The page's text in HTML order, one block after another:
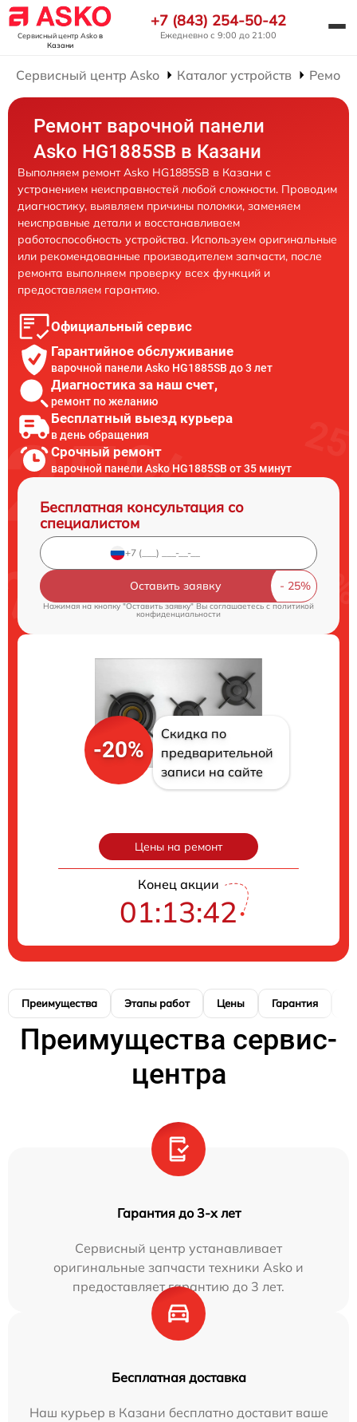
Сервисный центр Askoв
Казани
+7 (843) 254-50-42
Ежедневно с 9:00 до 21:00
Сервисный центр Asko Каталог устройств
Ремонт варочной панели
Asko HG1885SB в Казани
Выполняем ремонт Asko HG1885SB в Казани с
устранением неисправностей любой сложности. Проводим
диагностику, выявляем причины поломки, заменяем
неисправные детали и восстанавливаем
работоспособность устройства. Используем оригинальные
или рекомендованные производителем запчасти, после
ремонта выполняем проверку всех функций и
предоставляем гарантию.
Официальный сервис
Гарантийное обслуживание
варочной панели Asko HG1885SB до 3 лет
Диагностика за наш счет,
ремонт по желанию
Бесплатный выезд курьера
в день обращения
Срочный ремонт
варочной панели Asko HG1885SB от 35 минут
Бесплатная консультация со
специалистом
Оставить заявку
Нажимая на кнопку "Оставить заявку" Вы соглашаетесь cполитикой
конфиденциальности
-20%
Скидка по
предварительной
записи на сайте
Цены на ремонт
Конец акции
01:13:40
Преимущества Этапы работ Цены Гарантия
Преимущества сервис-
центра
Гарантия до 3-х лет
Сервисный центр устанавливает
оригинальные запчасти техники Asko и
предоставляет гарантию до 3 лет.
Бесплатная доставка
Наш курьер в Казани бесплатно доставит ваше